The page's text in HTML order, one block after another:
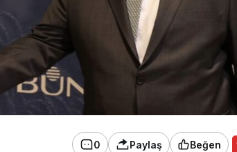
0 Paylaş Beğen